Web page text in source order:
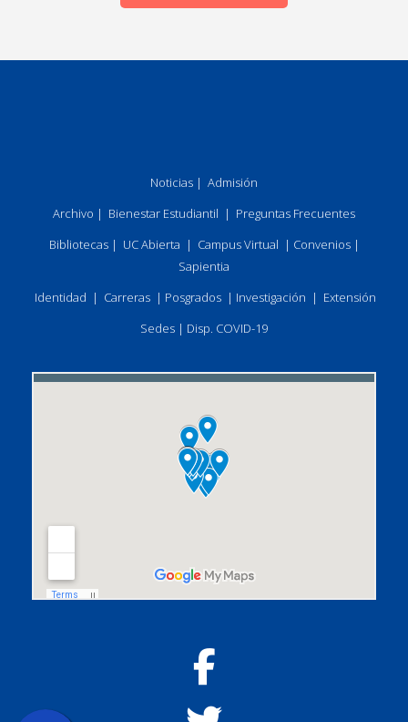
Noticias | Admisión
Archivo | Bienestar Estudiantil | Preguntas Frecuentes
Bibliotecas| UC Abierta | Campus Virtual | Convenios|
Sapientia
Identidad | Carreras | Posgrados | Investigación | Extensión
Sedes | Disp. COVID-19